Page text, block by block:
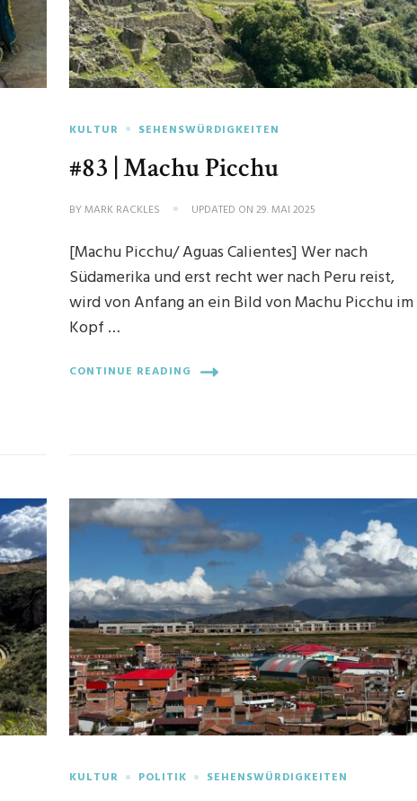
KULTUR SEHENSWÜRDIGKEITEN
#83 | Machu Picchu
BYMARK RACKLES UPDATED ON29. MAI 2025
[Machu Picchu/ Aguas Calientes] Wer nach
Südamerika und erst recht wer nach Peru reist,
wird von Anfang an ein Bild von Machu Picchu im
Kopf …
CONTINUE READING
KULTUR POLITIK SEHENSWÜRDIGKEITEN